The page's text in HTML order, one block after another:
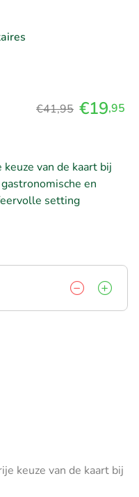
€41,95 €19,95
van de kaart bij
en
setting
keuze van de kaart bij